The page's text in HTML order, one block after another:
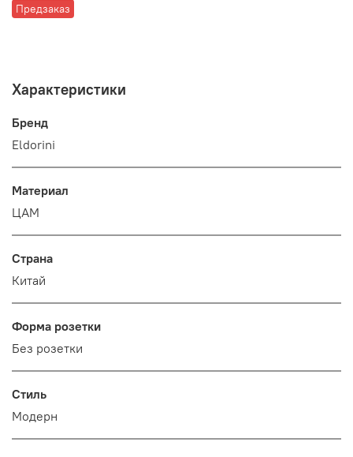
Предзаказ
Характеристики
Бренд
Eldorini
Материал
ЦАМ
Страна
Китай
Форма розетки
Без розетки
Стиль
Модерн